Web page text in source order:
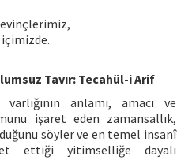
Tavır: Tecahül-i Arif
anlamı, amacı ve
işaret eden zamansallık,
söyler ve en temel insanî
ettiği yitimselliğe dayalı